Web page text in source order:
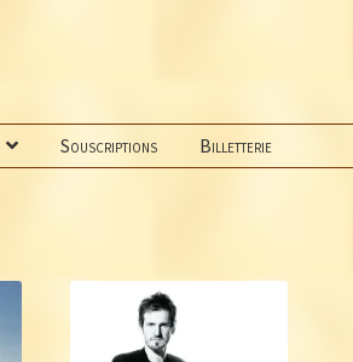
Souscriptions Billetterie